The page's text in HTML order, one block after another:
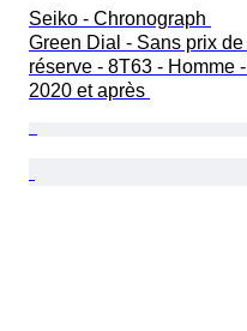
Seiko - Chronograph
Green Dial - Sans prix de
réserve - 8T63 - Homme -
2020 et après